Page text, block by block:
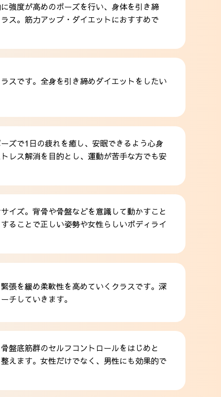
強度が高めのポーズを行い、身体を引き締
ス。筋力アップ・ダイエットにおすすめで
スです。全身を引き締めダイエットをしたい
ズで1日の疲れを癒し、安眠できるよう心身
レス解消を目的とし、運動が苦手な方でも安
イズ。背骨や骨盤などを意識して動かすこと
ることで正しい姿勢や女性らしいボディライ
張を緩め柔軟性を高めていくクラスです。深
チしていきます。
盤底筋群のセルフコントロールをはじめと
えます。女性だけでなく、男性にも効果的で